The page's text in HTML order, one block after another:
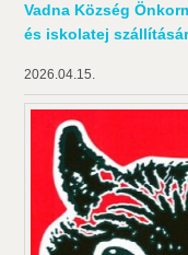
Vadna Község
és iskolatej
2026.04.15.